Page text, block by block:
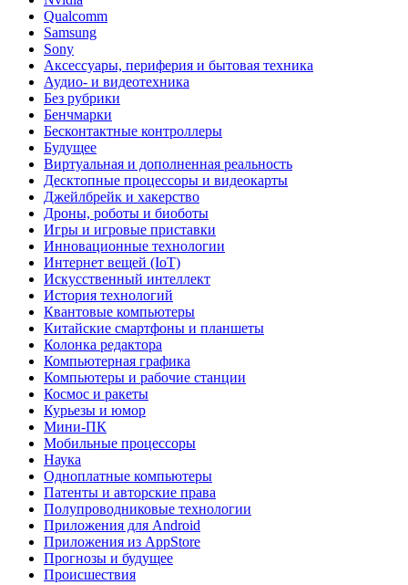
Qualcomm
Samsung
Sony
Аксессуары, периферия и бытовая техника
Аудио- и видеотехника
Без рубрики
Бенчмарки
Бесконтактные контроллеры
Будущее
Виртуальная и дополненная реальность
Десктопные процессоры и видеокарты
Джейлбрейк и хакерство
Дроны, роботы и биоботы
Игры и игровые приставки
Инновационные технологии
Интернет вещей (IoT)
Искусственный интеллект
История технологий
Квантовые компьютеры
Китайские смартфоны и планшеты
Колонка редактора
Компьютерная графика
Компьютеры и рабочие станции
Космос и ракеты
Курьезы и юмор
Мини-ПК
Мобильные процессоры
Наука
Одноплатные компьютеры
Патенты и авторские права
Полупроводниковые технологии
Приложения для Android
Приложения из AppStore
Прогнозы и будущее
Происшествия